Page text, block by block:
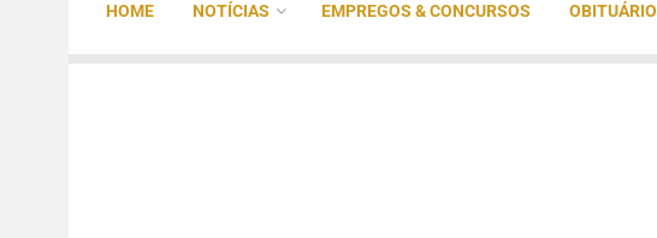
HOME NOTÍCIAS EMPREGOS & CONCURSOS OBITUÁRIO